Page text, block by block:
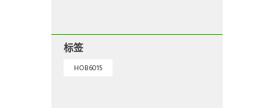
标签
HOB6015